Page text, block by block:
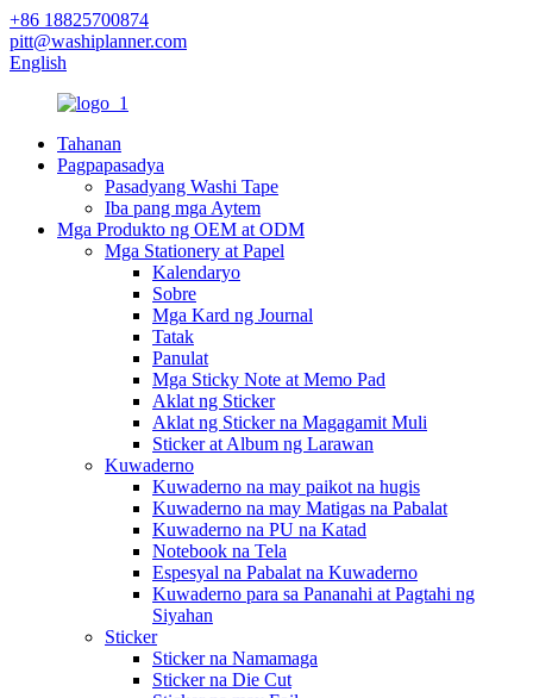
+86 18825700874
pitt@washiplanner.com
English
Tahanan
Pagpapasadya
Pasadyang Washi Tape
Iba pang mga Aytem
Mga Produkto ng OEM at ODM
Mga Stationery at Papel
Kalendaryo
Sobre
Mga Kard ng Journal
Tatak
Panulat
Mga Sticky Note at Memo Pad
Aklat ng Sticker
Aklat ng Sticker na Magagamit Muli
Sticker at Album ng Larawan
Kuwaderno
Kuwaderno na may paikot na hugis
Kuwaderno na may Matigas na Pabalat
Kuwaderno na PU na Katad
Notebook na Tela
Espesyal na Pabalat na Kuwaderno
Kuwaderno para sa Pananahi at Pagtahi ng
Siyahan
Sticker
Sticker na Namamaga
Sticker na Die Cut